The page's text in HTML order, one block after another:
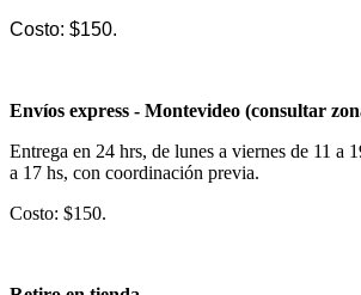
Costo: $150.
Envíos express - Montevideo (consultar
Entrega en 24 hrs, de lunes a viernes de 11 a
a 17 hs, con coordinación previa.
Costo: $150.